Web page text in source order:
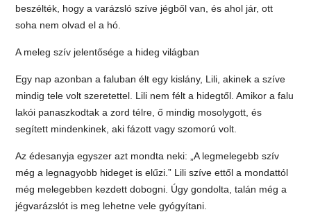
beszélték, hogy a varázsló szíve jégből van, és ahol jár, ott
soha nem olvad el a hó.
A meleg szív jelentősége a hideg világban
Egy nap azonban a faluban élt egy kislány, Lili, akinek a szíve
mindig tele volt szeretettel. Lili nem félt a hidegtől. Amikor a falu
lakói panaszkodtak a zord télre, ő mindig mosolygott, és
segített mindenkinek, aki fázott vagy szomorú volt.
Az édesanyja egyszer azt mondta neki: „A legmelegebb szív
még a legnagyobb hideget is elűzi.” Lili szíve ettől a mondattól
még melegebben kezdett dobogni. Úgy gondolta, talán még a
jégvarázslót is meg lehetne vele gyógyítani.